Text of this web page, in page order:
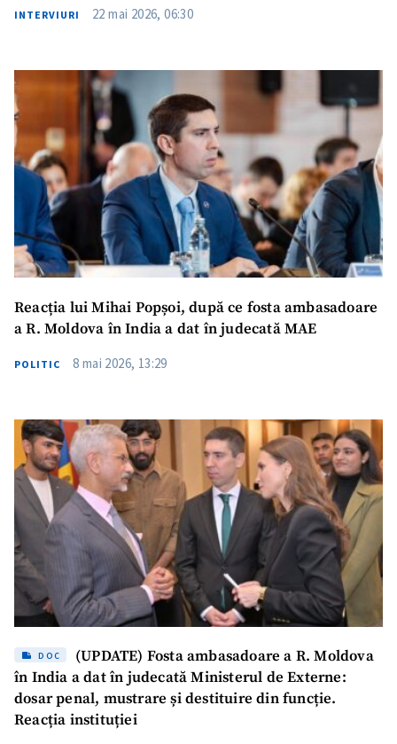
INTERVIURI 22 mai 2026, 06:30
Reacția lui Mihai Popșoi, după ce fosta ambasadoare
a R. Moldova în India a dat în judecată MAE
POLITIC 8 mai 2026, 13:29
DOC
(UPDATE) Fosta ambasadoare a R. Moldova
în India a dat în judecată Ministerul de Externe:
dosar penal, mustrare și destituire din funcție.
Reacția instituției